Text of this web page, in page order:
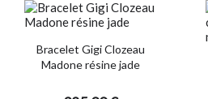
Bracelet Gigi Clozeau
Madone résine jade